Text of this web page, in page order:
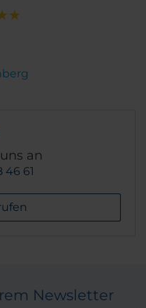
an
46 61
Newsletter